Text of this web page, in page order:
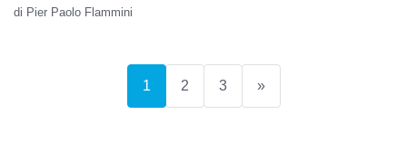
di Pier Paolo Flammini
1 (current)
2 3 »